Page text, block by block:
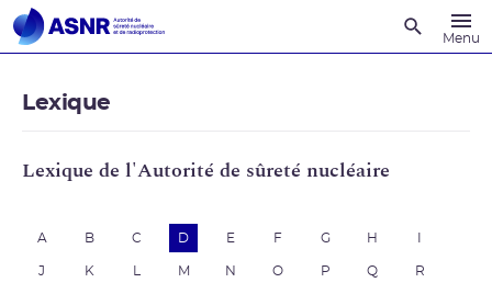
Menu
Lexique
Lexique de l'Autorité de sûreté nucléaire
A B C D E F G H
J K M N O P Q R